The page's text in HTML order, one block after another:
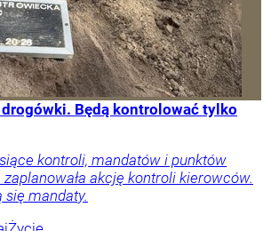
drogówki. Będą kontrolować tylko
kontroli, mandatów i punktów
akcję kontroli kierowców.
się mandaty.